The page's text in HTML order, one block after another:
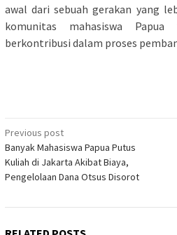
awal dari sebuah gerakan yang
komunitas mahasiswa
berkontribusi dalam proses
Post
navigation
Previous post
Banyak Mahasiswa Papua Putus
Kuliah di Jakarta Akibat Biaya,
Pengelolaan Dana Otsus Disorot